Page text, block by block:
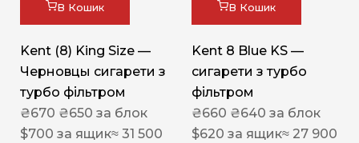
В Кошик
Kent (8) King Size —
Черновцы сигарети з
турбо фільтром
₴670 ₴650 за блок
$700 за ящик≈ 31 500
В Кошик
Kent 8 Blue KS —
сигарети з турбо
фільтром
₴660 ₴640 за блок
$620 за ящик≈ 27 900